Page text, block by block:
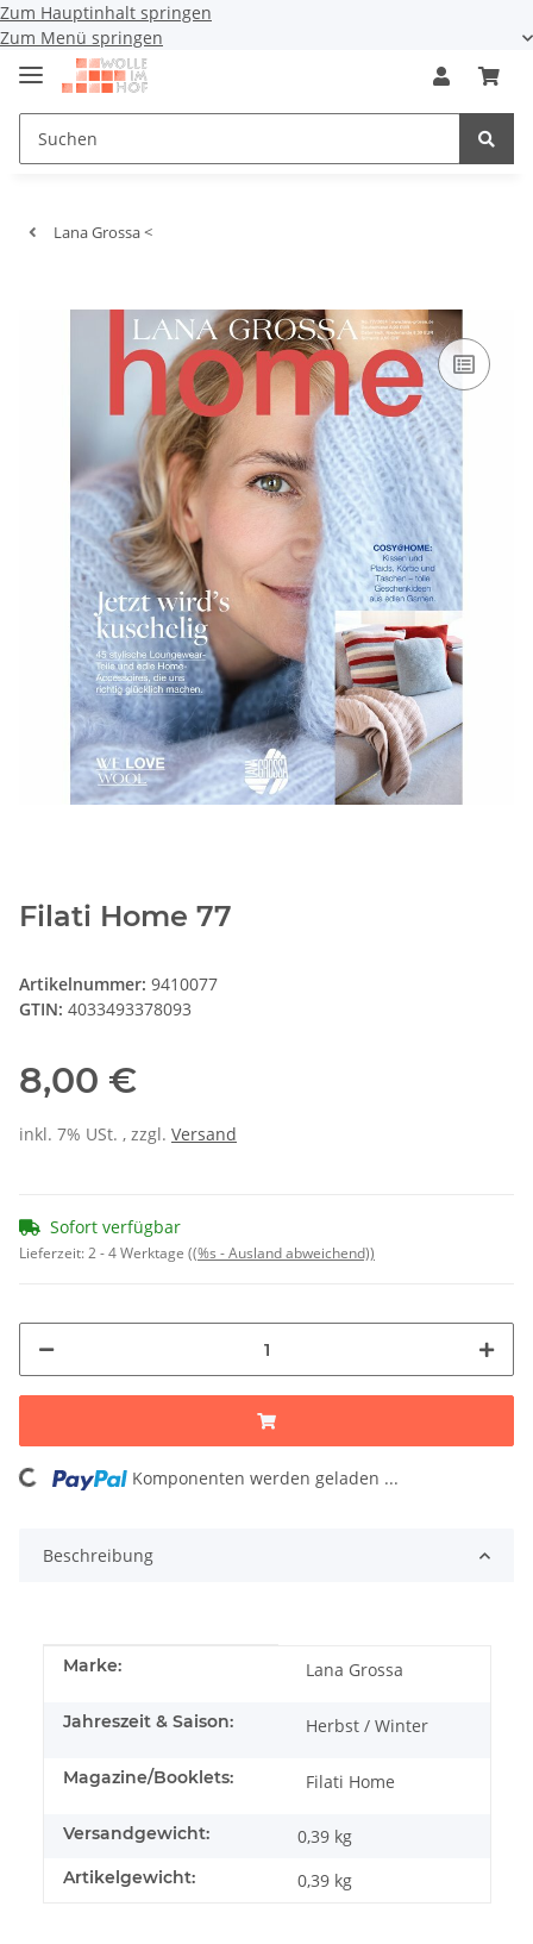
Zum Hauptinhalt springen
Zum Menü springen
Lana Grossa <
Filati Home 77
Artikelnummer: 9410077
GTIN: 4033493378093
8,00 €
inkl. 7% USt. , zzgl. Versand
Sofort verfügbar
Lieferzeit:2 - 4 Werktage ((%s - Ausland abweichend))
Komponenten werden geladen ...
Beschreibung
Produkteigenschaft
Wert
Marke: Lana Grossa
Jahreszeit & Saison: Herbst / Winter
Magazine/Booklets: Filati Home
Versandgewicht: 0,39 kg
Artikelgewicht: 0,39 kg